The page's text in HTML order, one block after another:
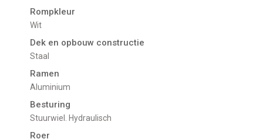
Rompkleur
Wit
Dek en opbouw constructie
Staal
Ramen
Aluminium
Besturing
Stuurwiel. Hydraulisch
Roer